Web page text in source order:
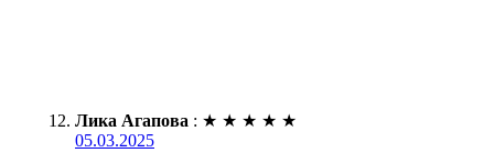
Лика Агапова : ★ ★ ★ ★ ★
05.03.2025